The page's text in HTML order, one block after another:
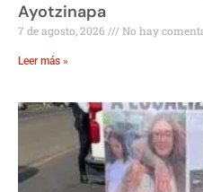
Ayotzinapa
7 de agosto, 2026 No hay
Leer más »